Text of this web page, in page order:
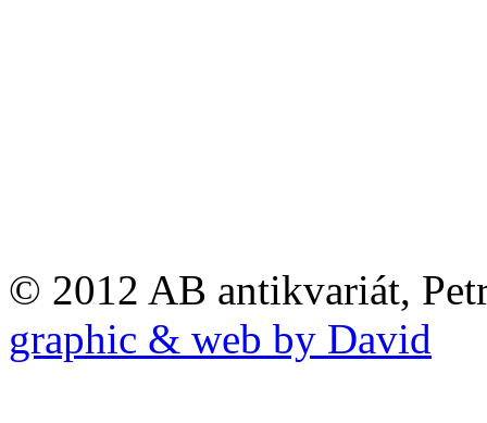
© 2012 AB antikvariát,
graphic & web by David